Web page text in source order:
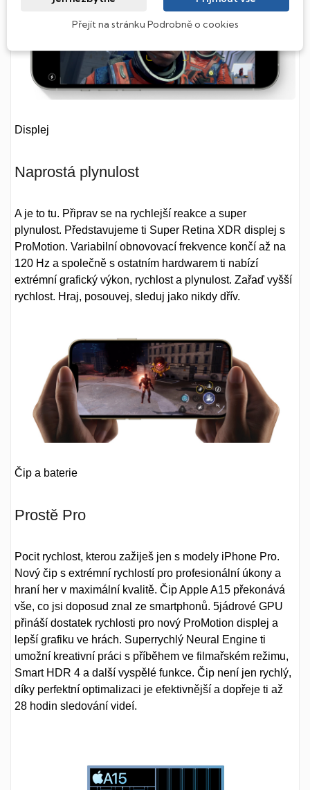
Displej
Naprostá plynulost
A je to tu. Připrav se na rychlejší reakce a super
plynulost. Představujeme ti Super Retina XDR displej s
ProMotion. Variabilní obnovovací frekvence končí až na
120 Hz a společně s ostatním hardwarem ti nabízí
extrémní grafický výkon, rychlost a plynulost. Zařaď vyšší
rychlost. Hraj, posouvej, sleduj jako nikdy dřív.
Čip a baterie
Prostě Pro
Pocit rychlost, kterou zažiješ jen s modely iPhone Pro.
Nový čip s extrémní rychlostí pro profesionální úkony a
hraní her v maximální kvalitě. Čip Apple A15 překonává
vše, co jsi doposud znal ze smartphonů. 5jádrové GPU
přináší dostatek rychlosti pro nový ProMotion displej a
lepší grafiku ve hrách. Superrychlý Neural Engine ti
umožní kreativní práci s příběhem ve filmařském režimu,
Smart HDR 4 a další vyspělé funkce. Čip není jen rychlý,
díky perfektní optimalizaci je efektivnější a dopřeje ti až
28 hodin sledování videí.
Přejít na stránku Podrobně o cookies